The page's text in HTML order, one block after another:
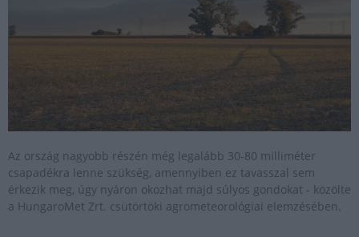
Az ország nagyobb részén még legalább 30-80 milliméter
csapadékra lenne szükség, amennyiben ez tavasszal sem
érkezik meg, úgy nyáron okozhat majd súlyos gondokat - közölte
a HungaroMet Zrt. csütörtöki agrometeorológiai elemzésében.